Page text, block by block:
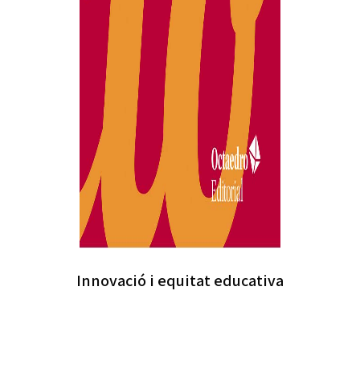
Innovació i equitat educativa